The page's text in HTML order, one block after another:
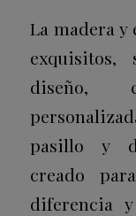
La madera y
exquisitos,
diseño,
pasillo y
creado
diferencia